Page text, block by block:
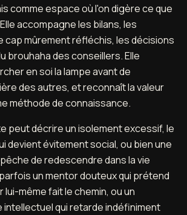
comme espace où l'on digère ce que
accompagne les bilans, les
cap mûrement réfléchis, les décisions
brouhaha des conseillers. Elle
en soi la lampe avant de
des autres, et reconnaît la valeur
méthode de connaissance.
peut décrire un isolement excessif, le
devient évitement social, ou bien une
de redescendre dans la vie
un mentor douteux qui prétend
lui-même fait le chemin, ou un
qui retarde indéfiniment